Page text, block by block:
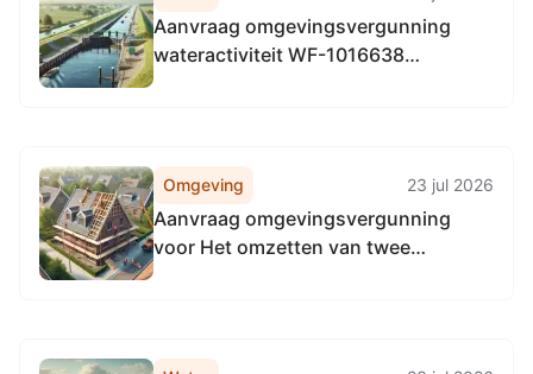
Aanvraag omgevingsvergunning
wateractiviteit WF-1016638
Omgeving 23 jul 2026
Aanvraag omgevingsvergunning
voor Het omzetten van twee